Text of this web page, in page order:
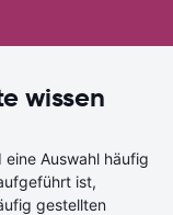
wissen
Auswahl häufig
ist,
gestellten